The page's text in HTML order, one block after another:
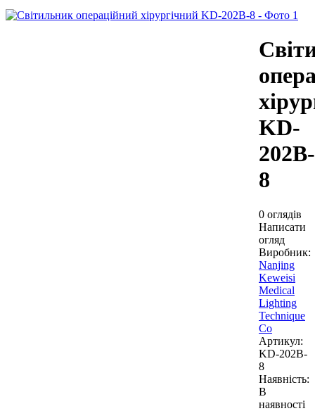
KD-
202B-
8
0 оглядів
Написати
огляд
Виробник:
Nanjing
Keweisi
Medical
Lighting
Technique
Co
Артикул:
KD-202B-
8
Наявність:
В
наявності